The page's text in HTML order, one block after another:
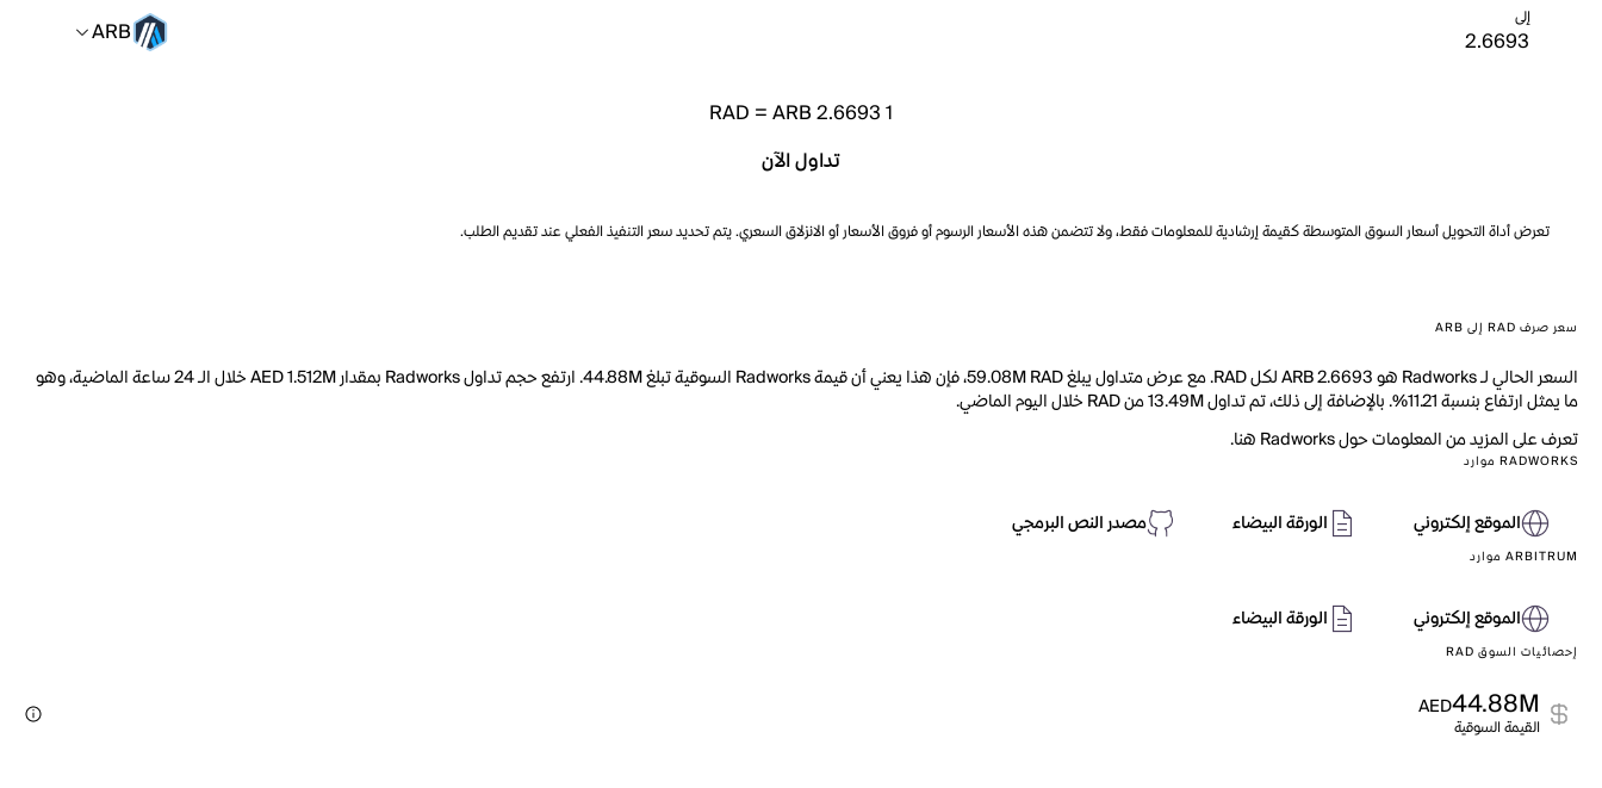
إلى ARB
1
RAD =ARB 2.6693
تداول الآن
تعرض أداة التحويل أسعار السوق المتوسطة كقيمة إرشادية للمعلومات فقط، ولا تتضمن هذه الأسعار الرسوم أو فروق الأسعار أو الانزلاق السعري. يتم تحديد سعر التنفيذ الفعلي عند تقديم الطلب.
سعر صرف RAD إلى ARB
السعر الحالي لـ Radworks هو ARB 2.6693 لكل RAD. مع عرض متداول يبلغ 59.08M RAD، فإن هذا يعني أن قيمة Radworks السوقية تبلغ 44.88M. ارتفع حجم تداول Radworks بمقدار AED 1.512M خلال الـ 24 ساعة الماضية، وهو
ما يمثل ارتفاع بنسبة 11.21%. بالإضافة إلى ذلك، تم تداول 13.49M من RAD خلال اليوم الماضي.
تعرف على المزيد من المعلومات حول Radworks هنا.
RADWORKS موارد
الموقع إلكتروني الورقة البيضاء مصدر النص البرمجي
ARBITRUM موارد
الموقع إلكتروني الورقة البيضاء
إحصائيات السوق RAD
44.88M
AED
القيمة السوقية